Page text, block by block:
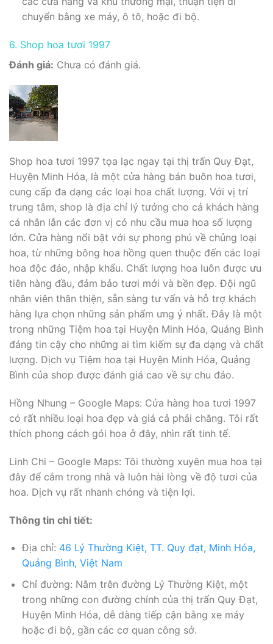
chuyển bằng xe máy, ô tô, hoặc đi bộ.
6. Shop hoa tươi 1997
Đánh giá: Chưa có đánh giá.
Shop hoa tươi 1997 tọa lạc ngay tại thị trấn Quy Đạt,
Huyện Minh Hóa, là một cửa hàng bán buôn hoa tươi,
cung cấp đa dạng các loại hoa chất lượng. Với vị trí
trung tâm, shop là địa chỉ lý tưởng cho cả khách hàng
cá nhân lẫn các đơn vị có nhu cầu mua hoa số lượng
lớn. Cửa hàng nổi bật với sự phong phú về chủng loại
hoa, từ những bông hoa hồng quen thuộc đến các loại
hoa độc đáo, nhập khẩu. Chất lượng hoa luôn được ưu
tiên hàng đầu, đảm bảo tươi mới và bền đẹp. Đội ngũ
nhân viên thân thiện, sẵn sàng tư vấn và hỗ trợ khách
hàng lựa chọn những sản phẩm ưng ý nhất. Đây là một
trong những Tiệm hoa tại Huyện Minh Hóa, Quảng Bình
đáng tin cậy cho những ai tìm kiếm sự đa dạng và chất
lượng. Dịch vụ Tiệm hoa tại Huyện Minh Hóa, Quảng
Bình của shop được đánh giá cao về sự chu đáo.
Hồng Nhung – Google Maps: Cửa hàng hoa tươi 1997
có rất nhiều loại hoa đẹp và giá cả phải chăng. Tôi rất
thích phong cách gói hoa ở đây, nhìn rất tinh tế.
Linh Chi – Google Maps: Tôi thường xuyên mua hoa tại
đây để cắm trong nhà và luôn hài lòng về độ tươi của
hoa. Dịch vụ rất nhanh chóng và tiện lợi.
Thông tin chi tiết:
Địa chỉ: 46 Lý Thường Kiệt, TT. Quy đạt, Minh Hóa,
Quảng Bình, Việt Nam
Chỉ đường: Nằm trên đường Lý Thường Kiệt, một
trong những con đường chính của thị trấn Quy Đạt,
Huyện Minh Hóa, dễ dàng tiếp cận bằng xe máy
hoặc đi bộ, gần các cơ quan công sở.